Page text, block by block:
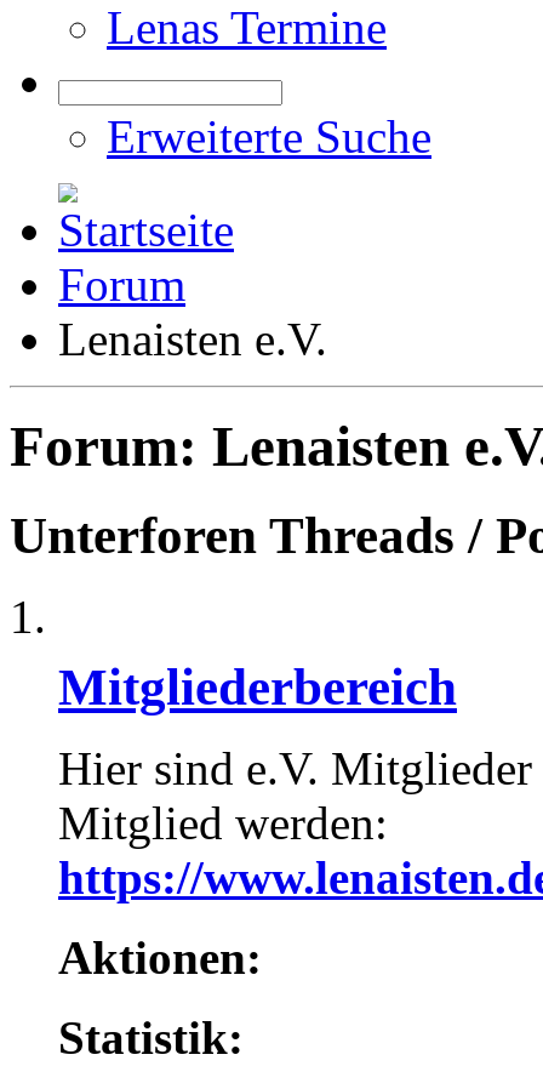
Lenas Termine
Erweiterte Suche
Forum
Lenaisten e.V.
Forum: Lenaisten
Unterforen Threads /
Mitgliederbereich
Hier sind e.V.
Mitglied werden:
https://
Aktionen:
Statistik: